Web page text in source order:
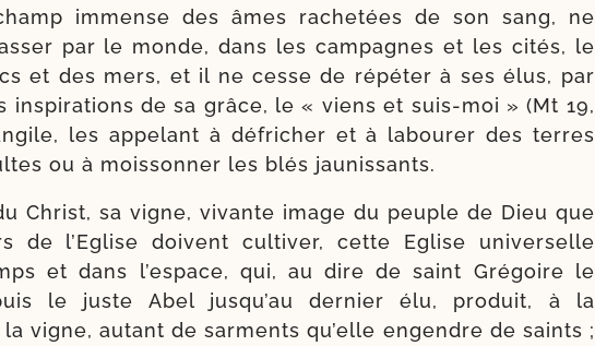
immense des âmes rache­tées de son sang, ne
par le monde, dans les cam­pagnes et les cités, le
et des mers, et il ne cesse de répé­ter à ses élus, par
ins­pi­ra­tions de sa grâce, le « viens et suis-​moi » (Mt 19,
les appe­lant à défri­cher et à labou­rer des terres
ou à mois­son­ner les blés jaunissants.
Christ, sa vigne, vivante image du peuple de Dieu que
de l’Eglise doivent culti­ver, cette Eglise uni­ver­selle
et dans l’es­pace, qui, au dire de saint Grégoire le
le juste Abel jus­qu’au der­nier élu, pro­duit, à la
vigne, autant de sar­ments qu’elle engendre de saints ;